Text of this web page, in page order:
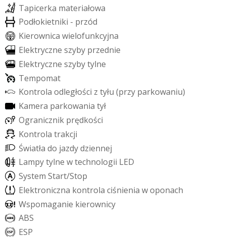
Tapicerka materiałowa
Podłokietniki - przód
Kierownica wielofunkcyjna
Elektryczne szyby przednie
Elektryczne szybytylne
Tempomat
Kontrola odległości z tyłu (przy parkowaniu)
Kamera parkowania tył
Ogranicznik prędkości
Kontrola trakcji
Światła do jazdydziennej
Lampytylne wtechnologii LED
System Start/Stop
Elektroniczna kontrola ciśnienia woponach
Wspomaganie kierownicy
ABS
ESP